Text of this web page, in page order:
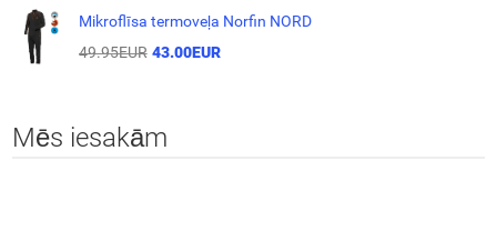
Mikroflīsa termoveļa Norfin NORD
49.95EUR 43.00EUR
Mēs iesakām